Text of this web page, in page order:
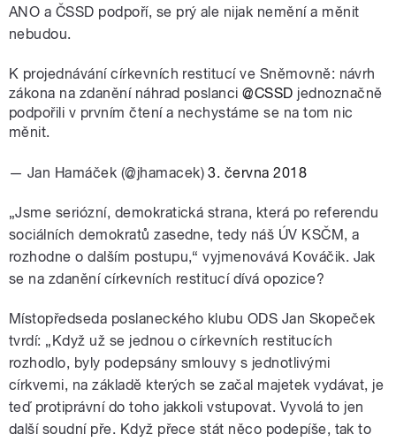
ANO a ČSSD podpoří, se prý ale nijak nemění a měnit
nebudou.
K projednávání církevních restitucí ve Sněmovně: návrh
zákona na zdanění náhrad poslanci@CSSD jednoznačně
podpořili v prvním čtení a nechystáme se na tom nic
měnit.
— Jan Hamáček (@jhamacek)3. června 2018
„Jsme seriózní, demokratická strana, která po referendu
sociálních demokratů zasedne, tedy náš ÚV KSČM, a
rozhodne o dalším postupu,“ vyjmenovává Kováčik. Jak
se na zdanění církevních restitucí dívá opozice?
Místopředseda poslaneckého klubu ODS Jan Skopeček
tvrdí: „Když už se jednou o církevních restitucích
rozhodlo, byly podepsány smlouvy s jednotlivými
církvemi, na základě kterých se začal majetek vydávat, je
teď protiprávní do toho jakkoli vstupovat. Vyvolá to jen
další soudní pře. Když přece stát něco podepíše, tak to